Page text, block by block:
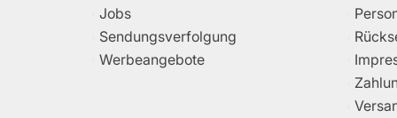
Jobs
Sendungsverfolgung
Werbeangebote